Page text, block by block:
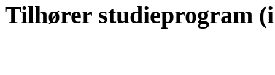
Tilhører studieprogram